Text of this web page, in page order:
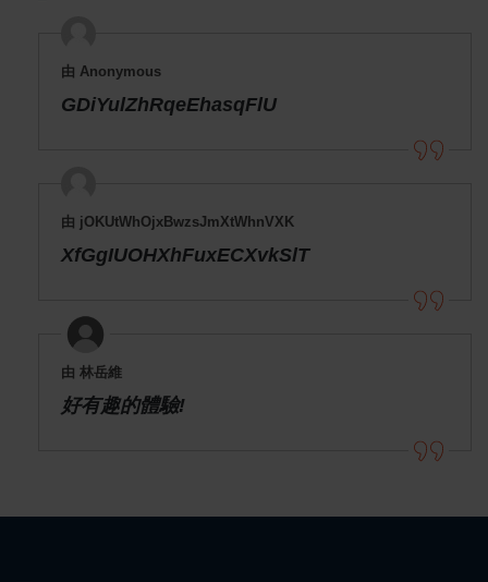
由 Anonymous
GDiYulZhRqeEhasqFlU
由 jOKUtWhOjxBwzsJmXtWhnVXK
XfGgIUOHXhFuxECXvkSlT
由 林岳維
好有趣的體驗!